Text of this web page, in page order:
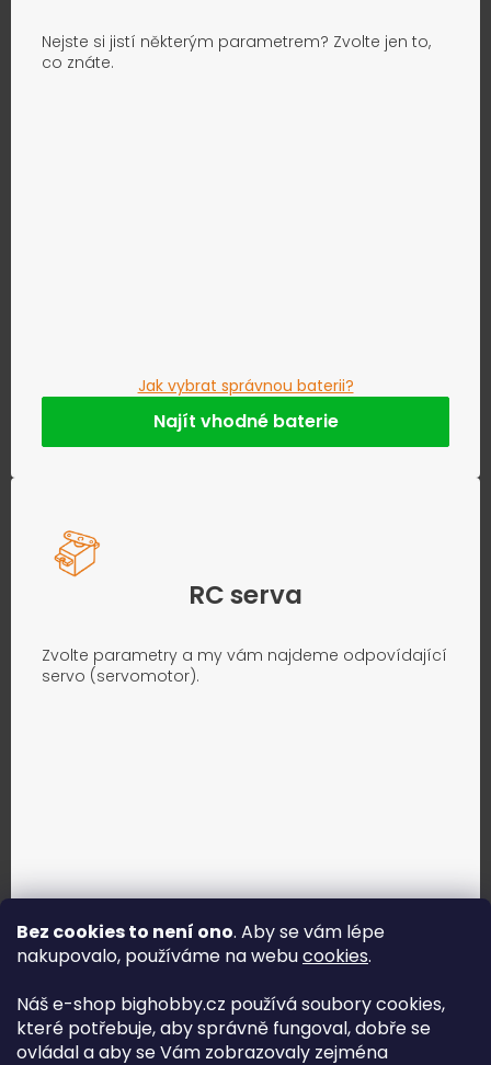
Bez cookies to není ono. Aby se vám lépe
nakupovalo, používáme na webucookies.
Náš e-shop bighobby.cz používá soubory cookies,
které potřebuje, aby správně fungoval, dobře se
ovládal a aby se Vám zobrazovaly zejména
Nejste si jistí některým parametrem? Zvolte jen to,
co znáte.
Jak vybrat správnou baterii?
Najít vhodné baterie
RC serva
Zvolte parametry a my vám najdeme odpovídající
servo (servomotor).
Jak vybrat správné servo?
Najít správné servo